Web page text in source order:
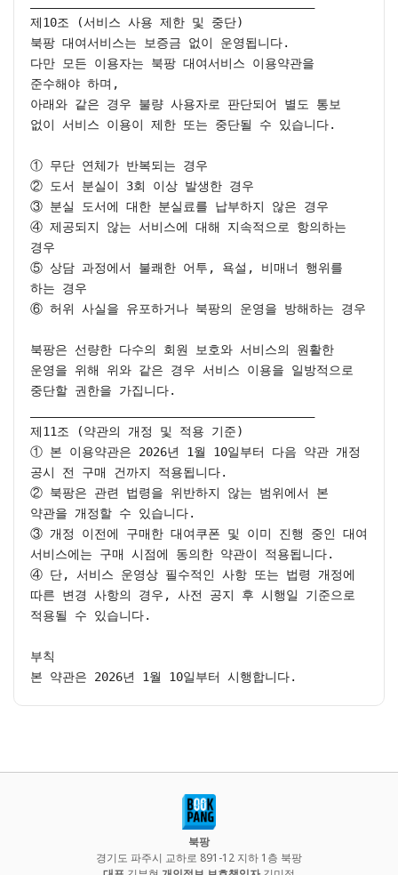
제10조 (서비스 사용 제한 및 중단)
북팡 대여서비스는 보증금 없이 운영됩니다.
다만 모든 이용자는 북팡 대여서비스 이용약관을
준수해야 하며,
아래와 같은 경우 불량 사용자로 판단되어 별도 통보
없이 서비스 이용이 제한 또는 중단될 수 있습니다.
① 무단 연체가 반복되는 경우
② 도서 분실이 3회 이상 발생한 경우
③ 분실 도서에 대한 분실료를 납부하지 않은 경우
④ 제공되지 않는 서비스에 대해 지속적으로 항의하는
경우
⑤ 상담 과정에서 불쾌한 어투, 욕설, 비매너 행위를
하는 경우
⑥ 허위 사실을 유포하거나 북팡의 운영을 방해하는 경우
북팡은 선량한 다수의 회원 보호와 서비스의 원활한
운영을 위해 위와 같은 경우 서비스 이용을 일방적으로
중단할 권한을 가집니다.
제11조 (약관의 개정 및 적용 기준)
① 본 이용약관은 2026년 1월 10일부터 다음 약관 개정
공시 전 구매 건까지 적용됩니다.
② 북팡은 관련 법령을 위반하지 않는 범위에서 본
약관을 개정할 수 있습니다.
③ 개정 이전에 구매한 대여쿠폰 및 이미 진행 중인 대여
서비스에는 구매 시점에 동의한 약관이 적용됩니다.
④ 단, 서비스 운영상 필수적인 사항 또는 법령 개정에
따른 변경 사항의 경우, 사전 공지 후 시행일 기준으로
적용될 수 있습니다.
부칙
본 약관은 2026년 1월 10일부터 시행합니다.
북팡
경기도 파주시 교하로 891-12 지하 1층 북팡